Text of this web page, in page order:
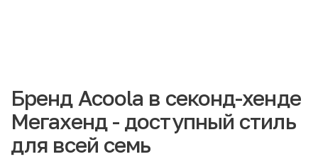
Бренд Acoola в секонд-хенде
Мегахенд - доступный стиль
для всей семь